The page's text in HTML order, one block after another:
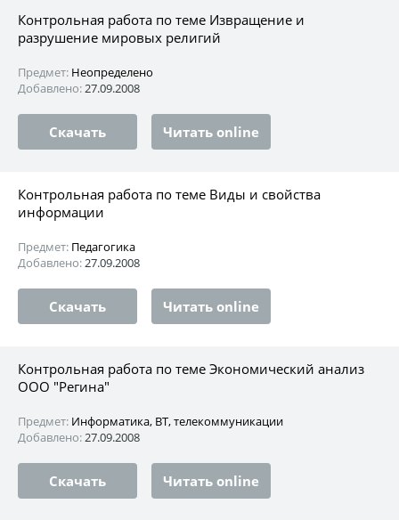
Контрольная работа по теме Извращение и
разрушение мировых религий
Предмет: Неопределено
Добавлено:27.09.2008
Скачать Читать online
Контрольная работа по теме Виды и свойства
информации
Предмет: Педагогика
Добавлено:27.09.2008
Скачать Читать online
Контрольная работа по теме Экономический анализ
ООО "Регина"
Предмет: Информатика, ВТ, телекоммуникации
Добавлено:27.09.2008
Скачать Читать online